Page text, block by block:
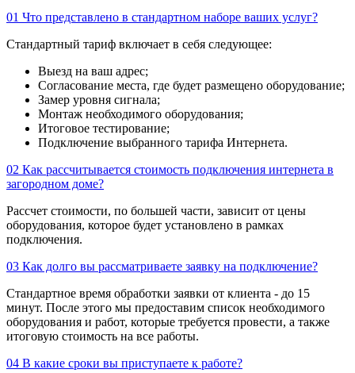
01 Что представлено в стандартном наборе ваших услуг?
Стандартный тариф включает в себя следующее:
Выезд на ваш адрес;
Согласование места, где будет размещено оборудование;
Замер уровня сигнала;
Монтаж необходимого оборудования;
Итоговое тестирование;
Подключение выбранного тарифа Интернета.
02 Как рассчитывается стоимость подключения интернета в
загородном доме?
Рассчет стоимости, по большей части, зависит от цены
оборудования, которое будет установлено в рамках
подключения.
03 Как долго вы рассматриваете заявку на подключение?
Стандартное время обработки заявки от клиента - до 15
минут. После этого мы предоставим список необходимого
оборудования и работ, которые требуется провести, а также
итоговую стоимость на все работы.
04 В какие сроки вы приступаете к работе?